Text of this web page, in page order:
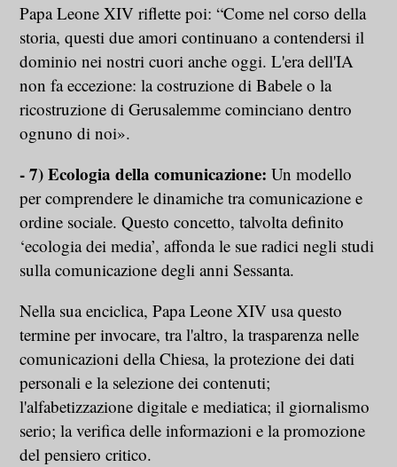
Papa Leone XIV riflette poi: “Come nel corso della
storia, questi due amori continuano a contendersi il
dominio nei nostri cuori anche oggi. L'era dell'IA
non fa eccezione: la costruzione di Babele o la
ricostruzione di Gerusalemme cominciano dentro
ognuno di noi».
- 7) Ecologia della comunicazione: Un modello
per comprendere le dinamiche tra comunicazione e
ordine sociale. Questo concetto, talvolta definito
‘ecologia dei media’, affonda le sue radici negli studi
sulla comunicazione degli anni Sessanta.
Nella sua enciclica, Papa Leone XIV usa questo
termine per invocare, tra l'altro, la trasparenza nelle
comunicazioni della Chiesa, la protezione dei dati
personali e la selezione dei contenuti;
l'alfabetizzazione digitale e mediatica; il giornalismo
serio; la verifica delle informazioni e la promozione
del pensiero critico.